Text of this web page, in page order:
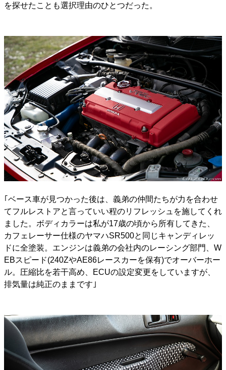
を探せたことも選択理由のひとつだった。
｢ベース車が見つかった後は、義弟の仲間たちが力を合わせ
てフルレストアと言っていい程のリフレッシュを施してくれ
ました。ボディカラーは私が17歳の頃から所有してきた、
カフェレーサー仕様のヤマハSR500と同じキャンディレッ
ドに全塗装。エンジンは義弟の会社内のレーシング部門、W
EBスピード(240ZやAE86レースカーを保有)でオーバーホー
ル。圧縮比を若干高め、ECUの設定変更をしていますが、
排気量は純正のままです｣